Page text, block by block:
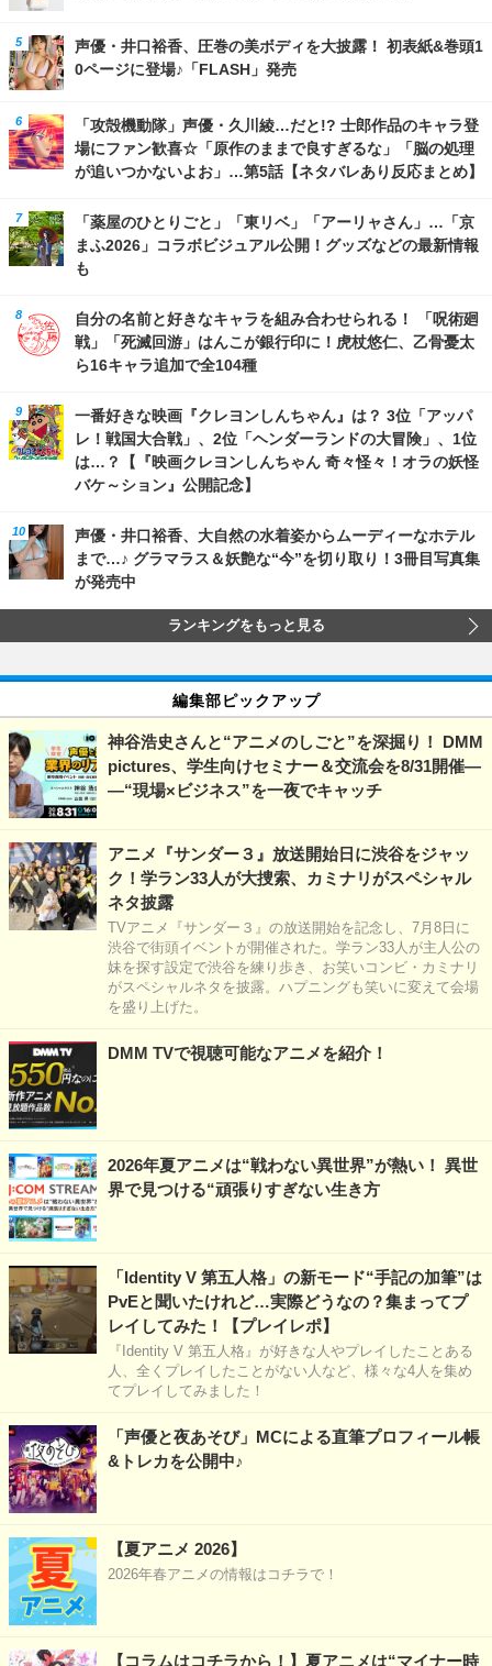
声優・井口裕香、圧巻の美ボディを大披露！ 初表紙&巻頭1
0ページに登場♪「FLASH」発売
「攻殻機動隊」声優・久川綾…だと!? 士郎作品のキャラ登
場にファン歓喜☆「原作のままで良すぎるな」「脳の処理
が追いつかないよお」…第5話【ネタバレあり反応まとめ】
「薬屋のひとりごと」「東リベ」「アーリャさん」…「京
まふ2026」コラボビジュアル公開！グッズなどの最新情報
も
自分の名前と好きなキャラを組み合わせられる！ 「呪術廻
戦」「死滅回游」はんこが銀行印に！虎杖悠仁、乙骨憂太
ら16キャラ追加で全104種
一番好きな映画『クレヨンしんちゃん』は？ 3位「アッパ
レ！戦国大合戦」、2位「ヘンダーランドの大冒険」、1位
は…？【『映画クレヨンしんちゃん 奇々怪々！オラの妖怪
バケ～ション』公開記念】
声優・井口裕香、大自然の水着姿からムーディーなホテル
まで…♪ グラマラス＆妖艶な“今”を切り取り！3冊目写真集
が発売中
ランキングをもっと見る
編集部ピックアップ
神谷浩史さんと“アニメのしごと”を深掘り！ DMM
pictures、学生向けセミナー＆交流会を8/31開催―
―“現場×ビジネス”を一夜でキャッチ
アニメ『サンダー３』放送開始日に渋谷をジャッ
ク！学ラン33人が大捜索、カミナリがスペシャル
ネタ披露
TVアニメ『サンダー３』の放送開始を記念し、7月8日に
渋谷で街頭イベントが開催された。学ラン33人が主人公の
妹を探す設定で渋谷を練り歩き、お笑いコンビ・カミナリ
がスペシャルネタを披露。ハプニングも笑いに変えて会場
を盛り上げた。
DMM TVで視聴可能なアニメを紹介！
2026年夏アニメは“戦わない異世界”が熱い！ 異世
界で見つける“頑張りすぎない生き方
「Identity V 第五人格」の新モード“手記の加筆”は
PvEと聞いたけれど…実際どうなの？集まってプ
レイしてみた！【プレイレポ】
『Identity V 第五人格』が好きな人やプレイしたことある
人、全くプレイしたことがない人など、様々な4人を集め
てプレイしてみました！
「声優と夜あそび」MCによる直筆プロフィール帳
&トレカを公開中♪
【夏アニメ 2026】
2026年春アニメの情報はコチラで！
【コラムはコチラから！】夏アニメは“マイナー時